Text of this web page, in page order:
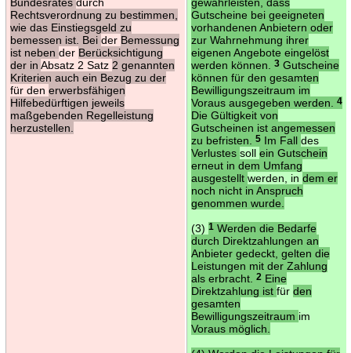
Rechtsverordnung zu bestimmen,
wie das Einstiegsgeld zu
bemessen ist. Bei der Bemessung
ist neben der Berücksichtigung
der in Absatz 2 Satz 2 genannten
Kriterien auch ein Bezug zu der
für den erwerbsfähigen
Hilfebedürftigen jeweils
maßgebenden Regelleistung
herzustellen.
Gutscheine bei geeigneten
vorhandenen Anbietern oder
zur Wahrnehmung ihrer
eigenen Angebote eingelöst
werden können.
3Gutscheine
können für den gesamten
Bewilligungszeitraum im
Voraus ausgegeben werden.
4
Die Gültigkeit von
Gutscheinen ist angemessen
zu befristen.
5Im Fall des
Verlustes soll ein Gutschein
erneut in dem Umfang
ausgestellt werden, in dem er
noch nicht in Anspruch
genommen wurde.
(3) 1Werden die Bedarfe
durch Direktzahlungen an
Anbieter gedeckt, gelten die
Leistungen mit der Zahlung
als erbracht.
2Eine
Direktzahlung ist für den
gesamten
Bewilligungszeitraum im
Voraus möglich.